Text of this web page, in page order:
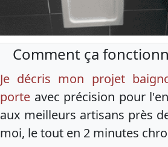
Comment ça
Je décris mon projet
porte avec précision pour
aux meilleurs artisans près
moi, le tout en 2 minutes